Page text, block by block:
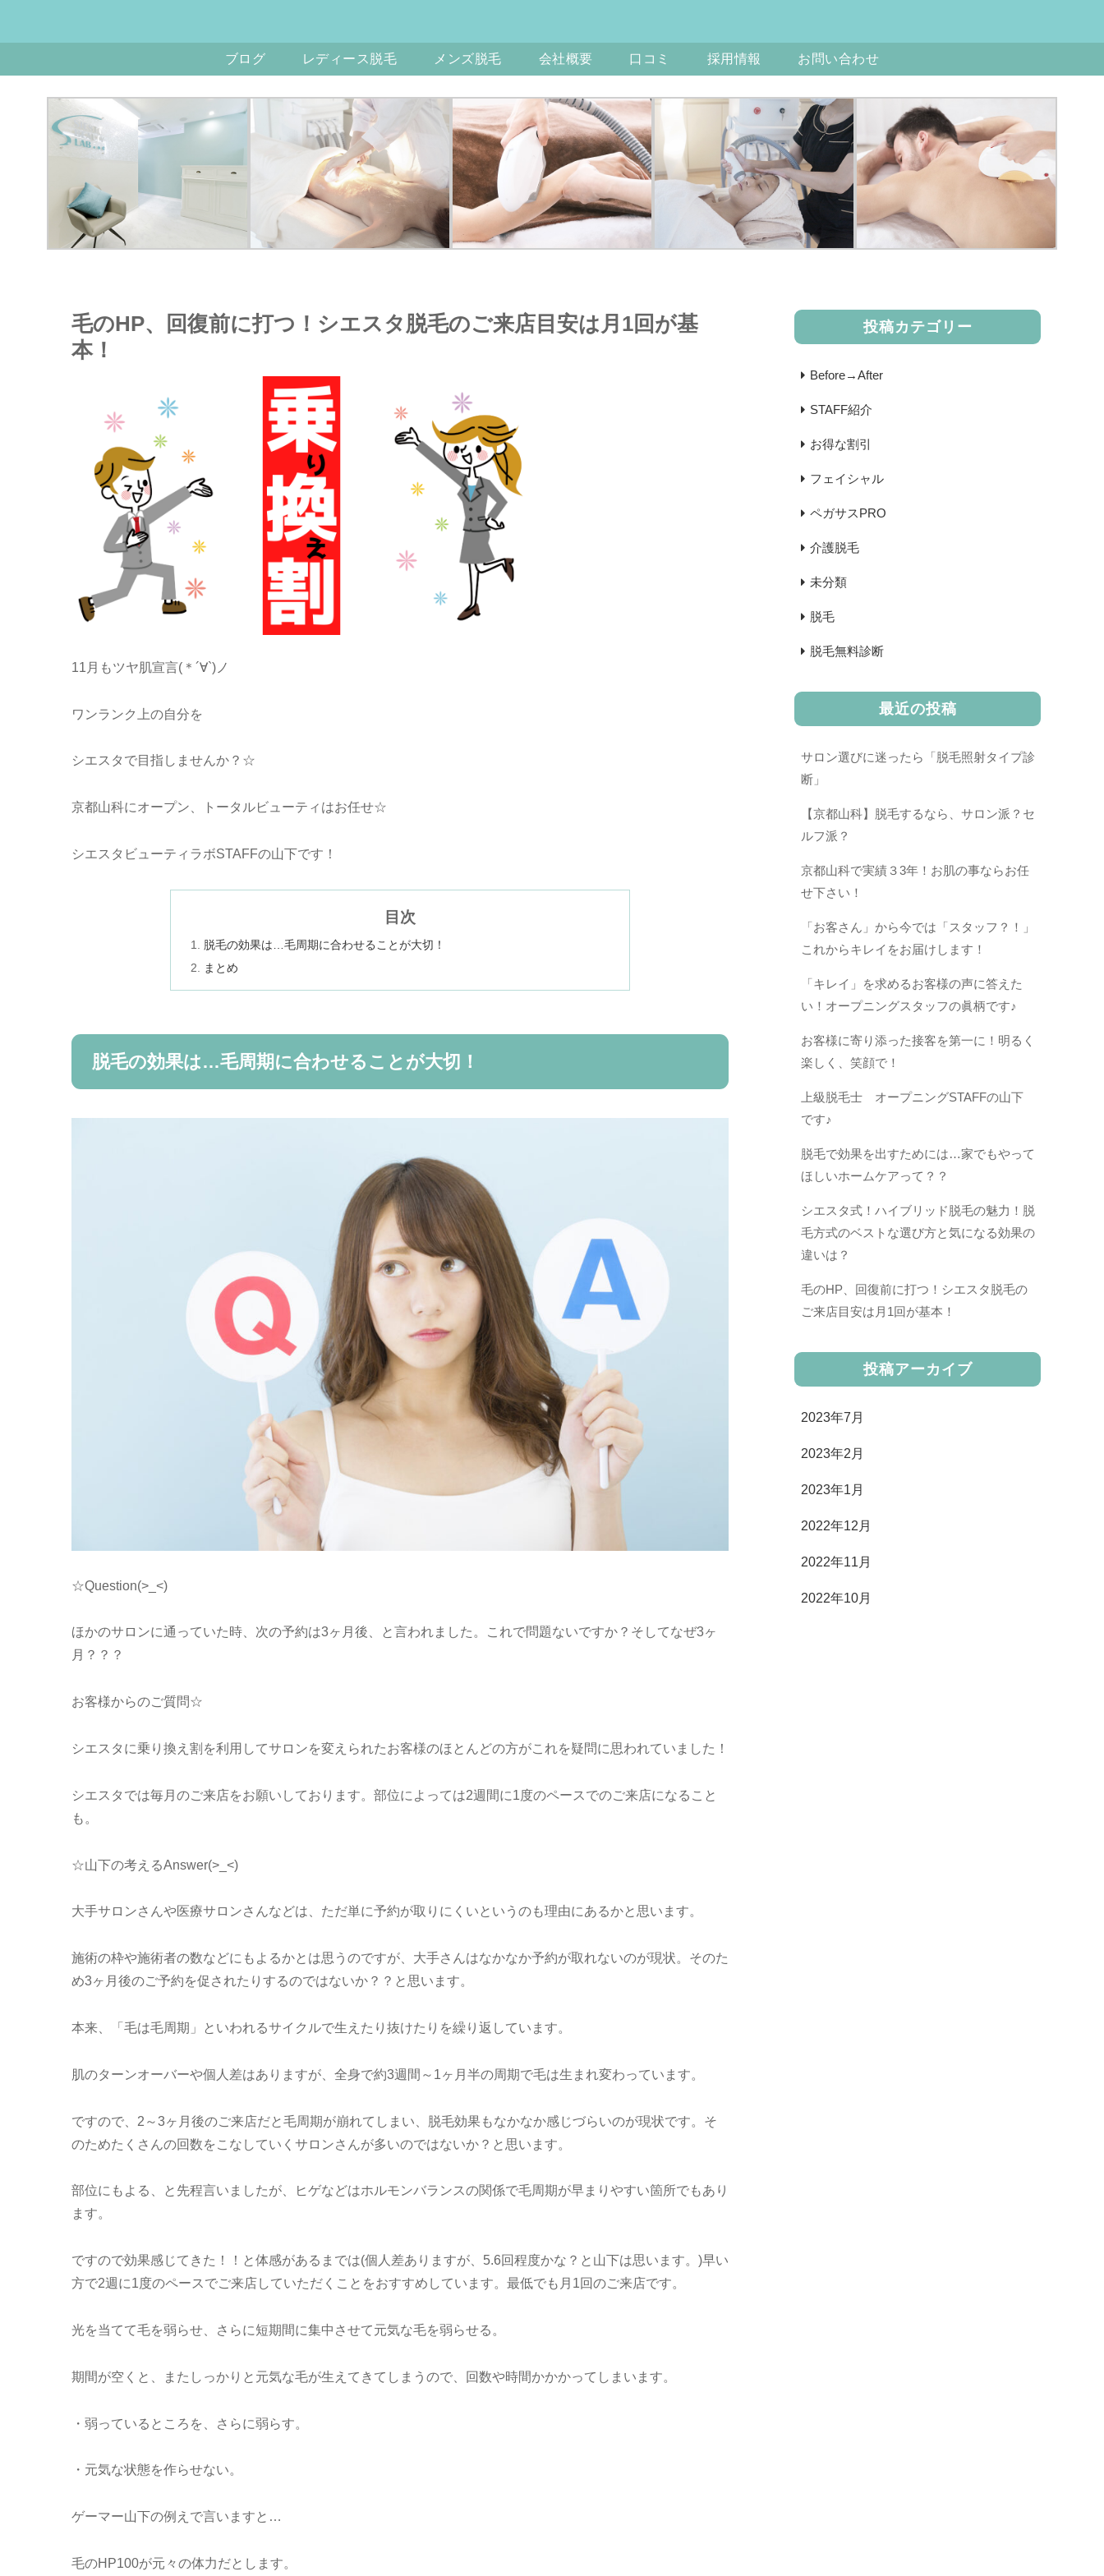
ブログ レディース脱毛 メンズ脱毛 会社概要 口コミ 採用情報 お問い合わせ
毛のHP、回復前に打つ！シエスタ脱毛のご来店目安は月1回が基
本！
11月もツヤ肌宣言(＊´∀`)ノ
ワンランク上の自分を
シエスタで目指しませんか？☆
京都山科にオープン、トータルビューティはお任せ☆
シエスタビューティラボSTAFFの山下です！
目次
脱毛の効果は…毛周期に合わせることが大切！
まとめ
脱毛の効果は…毛周期に合わせることが大切！
☆Question(>_<)
ほかのサロンに通っていた時、次の予約は3ヶ月後、と言われました。これで問題ないですか？そしてなぜ3ヶ
月？？？
お客様からのご質問☆
シエスタに乗り換え割を利用してサロンを変えられたお客様のほとんどの方がこれを疑問に思われていました！
シエスタでは毎月のご来店をお願いしております。部位によっては2週間に1度のペースでのご来店になること
も。
☆山下の考えるAnswer(>_<)
大手サロンさんや医療サロンさんなどは、ただ単に予約が取りにくいというのも理由にあるかと思います。
施術の枠や施術者の数などにもよるかとは思うのですが、大手さんはなかなか予約が取れないのが現状。そのた
め3ヶ月後のご予約を促されたりするのではないか？？と思います。
本来、「毛は毛周期」といわれるサイクルで生えたり抜けたりを繰り返しています。
肌のターンオーバーや個人差はありますが、全身で約3週間～1ヶ月半の周期で毛は生まれ変わっています。
ですので、2～3ヶ月後のご来店だと毛周期が崩れてしまい、脱毛効果もなかなか感じづらいのが現状です。そ
のためたくさんの回数をこなしていくサロンさんが多いのではないか？と思います。
部位にもよる、と先程言いましたが、ヒゲなどはホルモンバランスの関係で毛周期が早まりやすい箇所でもあり
ます。
ですので効果感じてきた！！と体感があるまでは(個人差ありますが、5.6回程度かな？と山下は思います。)早い
方で2週に1度のペースでご来店していただくことをおすすめしています。最低でも月1回のご来店です。
光を当てて毛を弱らせ、さらに短期間に集中させて元気な毛を弱らせる。
期間が空くと、またしっかりと元気な毛が生えてきてしまうので、回数や時間かかかってしまいます。
・弱っているところを、さらに弱らす。
・元気な状態を作らせない。
ゲーマー山下の例えで言いますと…
毛のHP100が元々の体力だとします。
投稿カテゴリー
Before→After
STAFF紹介
お得な割引
フェイシャル
ペガサスPRO
介護脱毛
未分類
脱毛
脱毛無料診断
最近の投稿
サロン選びに迷ったら「脱毛照射タイプ診
断」
【京都山科】脱毛するなら、サロン派？セ
ルフ派？
京都山科で実績３3年！お肌の事ならお任
せ下さい！
「お客さん」から今では「スタッフ？！」
これからキレイをお届けします！
「キレイ」を求めるお客様の声に答えた
い！オープニングスタッフの眞柄です♪
お客様に寄り添った接客を第一に！明るく
楽しく、笑顔で！
上級脱毛士 オープニングSTAFFの山下
です♪
脱毛で効果を出すためには…家でもやって
ほしいホームケアって？？
シエスタ式！ハイブリッド脱毛の魅力！脱
毛方式のベストな選び方と気になる効果の
違いは？
毛のHP、回復前に打つ！シエスタ脱毛の
ご来店目安は月1回が基本！
投稿アーカイブ
2023年7月
2023年2月
2023年1月
2022年12月
2022年11月
2022年10月